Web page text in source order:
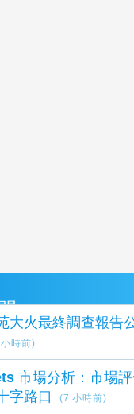
最終調查報告公布 菸頭
時前)
市場分析：市場評
字路口
(7 小時前)